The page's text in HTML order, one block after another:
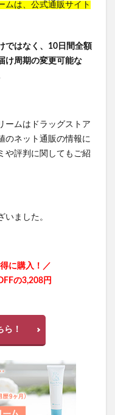
ムは、公式通販サイト
ではなく、10日間全額
け周期の変更可能な
ームはドラッグストア
のネット通販の情報に
や評判に関してもご紹
いました。
に購入！／
の3,208円
ら！